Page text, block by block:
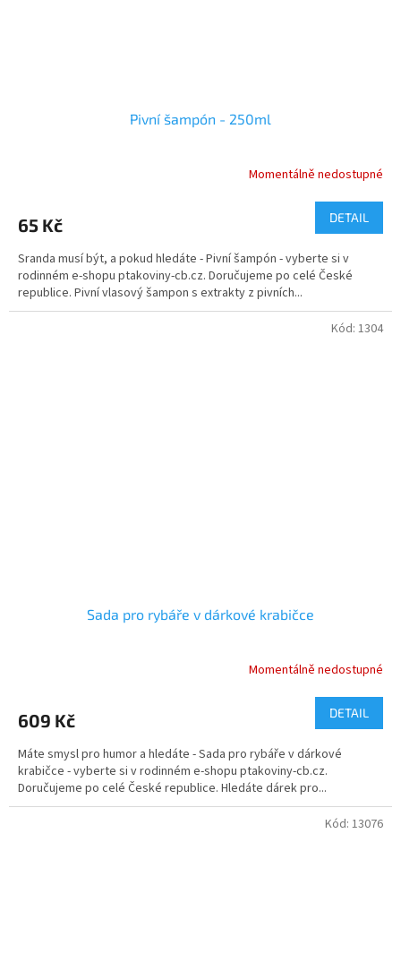
Pivní šampón - 250ml
je
z
5
hvězdiček.
Momentálně nedostupné
65 Kč DETAIL
Sranda musí být, a pokud hledáte - Pivní šampón - vyberte si v
rodinném e-shopu ptakoviny-cb.cz. Doručujeme po celé České
republice. Pivní vlasový šampon s extrakty z pivních...
Sada pro rybáře v dárkové krabičce
Momentálně nedostupné
609 Kč DETAIL
Máte smysl pro humor a hledáte - Sada pro rybáře v dárkové
krabičce - vyberte si v rodinném e-shopu ptakoviny-cb.cz.
Doručujeme po celé České republice. Hledáte dárek pro...
Kód: 1304
Kód: 13076